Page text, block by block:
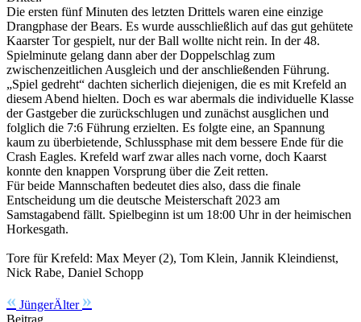
Die ersten fünf Minuten des letzten Drittels waren eine einzige
Drangphase der Bears. Es wurde ausschließlich auf das gut gehütete
Kaarster Tor gespielt, nur der Ball wollte nicht rein. In der 48.
Spielminute gelang dann aber der Doppelschlag zum
zwischenzeitlichen Ausgleich und der anschließenden Führung.
„Spiel gedreht“ dachten sicherlich diejenigen, die es mit Krefeld an
diesem Abend hielten. Doch es war abermals die individuelle Klasse
der Gastgeber die zurückschlugen und zunächst ausglichen und
folglich die 7:6 Führung erzielten. Es folgte eine, an Spannung
kaum zu überbietende, Schlussphase mit dem bessere Ende für die
Crash Eagles. Krefeld warf zwar alles nach vorne, doch Kaarst
konnte den knappen Vorsprung über die Zeit retten.
Für beide Mannschaften bedeutet dies also, dass die finale
Entscheidung um die deutsche Meisterschaft 2023 am
Samstagabend fällt. Spielbeginn ist um 18:00 Uhr in der heimischen
Horkesgath.
Tore für Krefeld: Max Meyer (2), Tom Klein, Jannik Kleindienst,
Nick Rabe, Daniel Schopp
« JüngerÄlter »
Beitrag